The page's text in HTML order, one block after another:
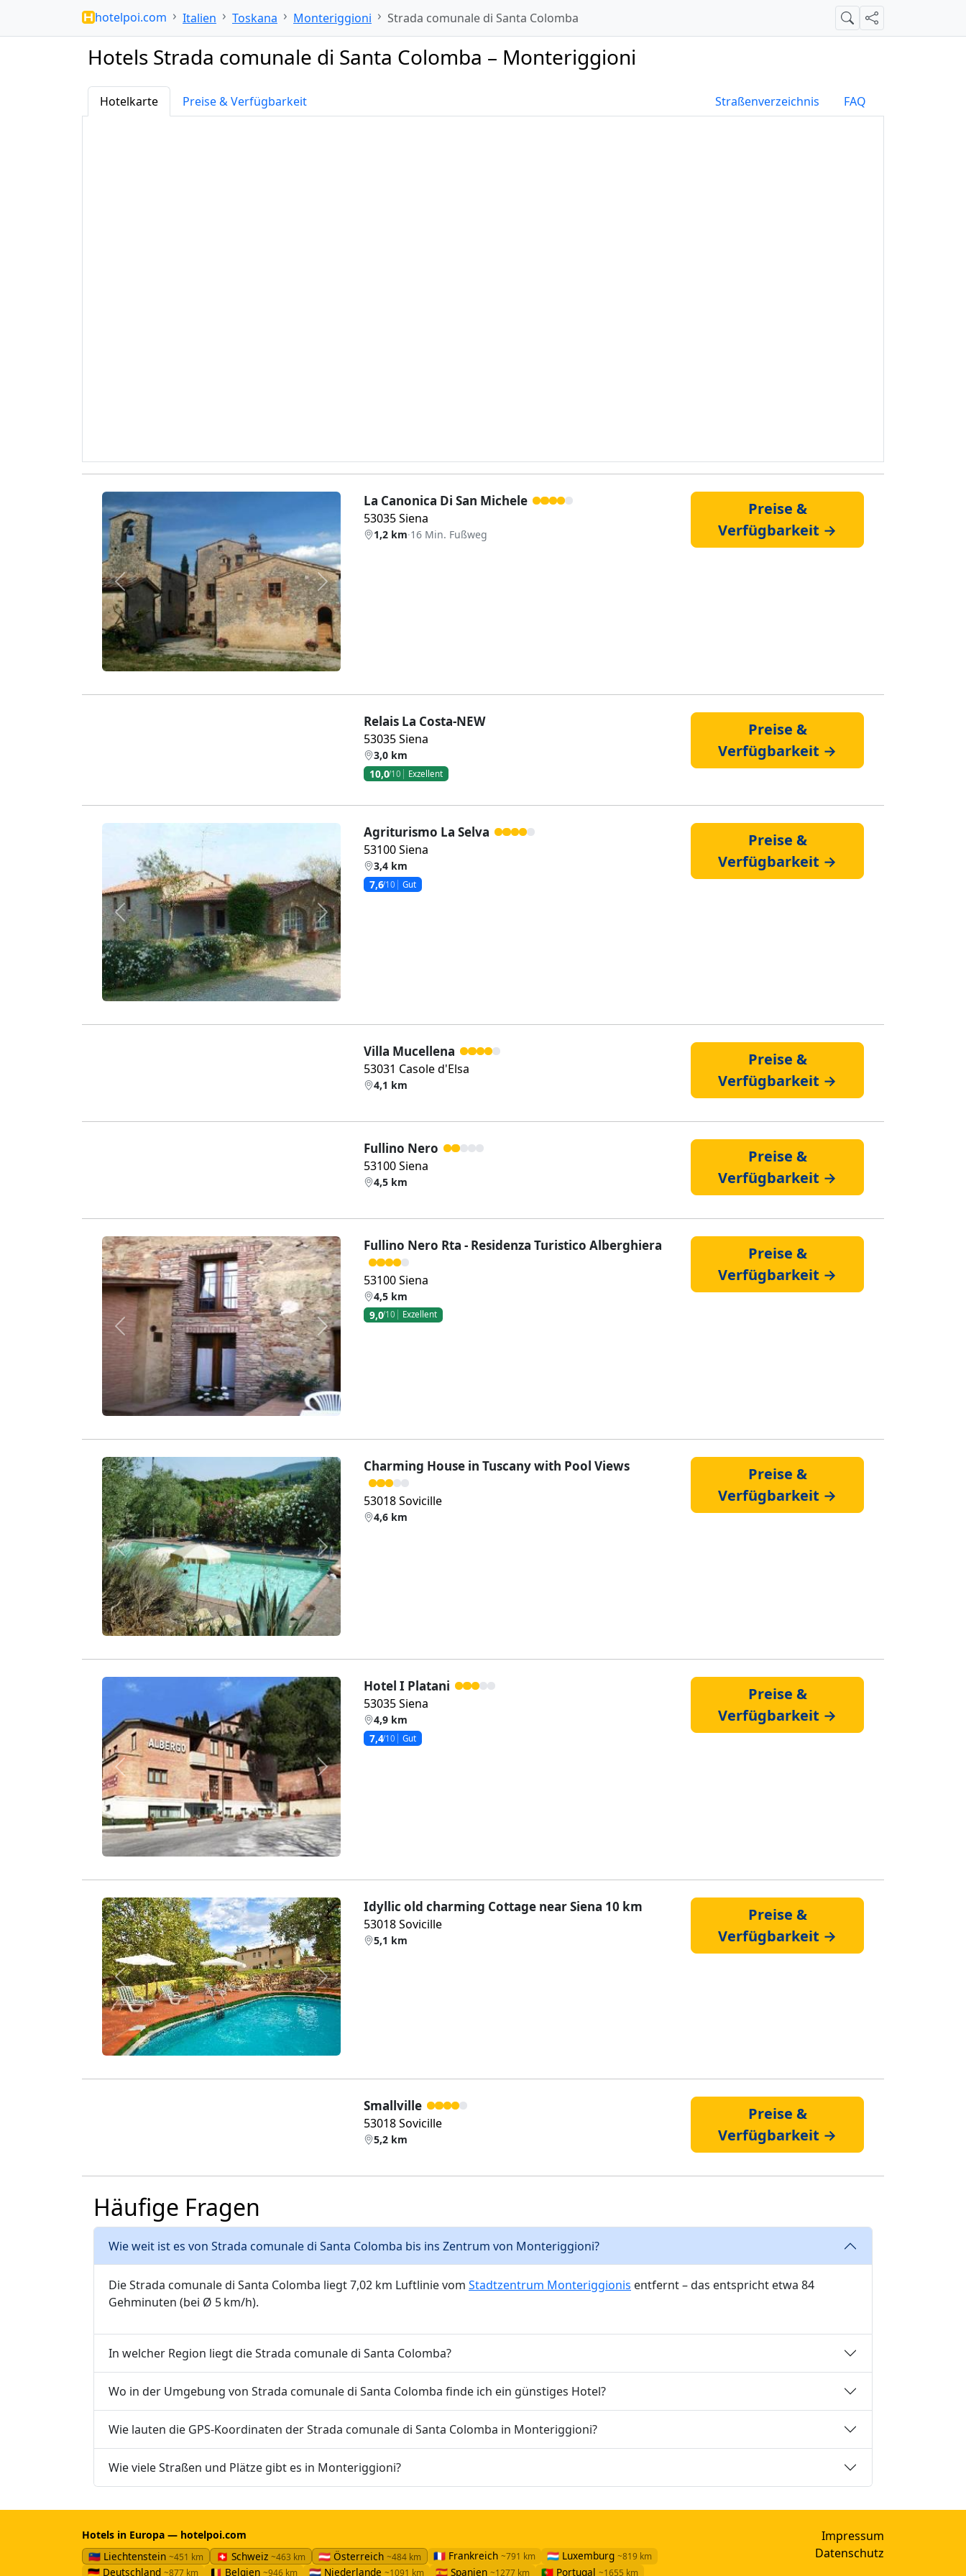
hotelpoi.com Italien Toskana Monteriggioni Strada comunale di Santa Colomba SucheTeilen
Hotels Strada comunale di Santa Colomba – Monteriggioni
Hotelkarte Preise & Verfügbarkeit Straßenverzeichnis FAQ
Zurück Weiter
La Canonica Di San Michele
53035 Siena
1,2 km·16 Min. Fußweg
Preise &
Verfügbarkeit →
Relais La Costa-NEW
53035 Siena
3,0 km
10,0/10 Exzellent
Preise &
Verfügbarkeit →
Zurück Weiter
Agriturismo La Selva
53100 Siena
3,4 km
7,6/10 Gut
Preise &
Verfügbarkeit →
Villa Mucellena
53031 Casole d'Elsa
4,1 km
Preise &
Verfügbarkeit →
Fullino Nero
53100 Siena
4,5 km
Preise &
Verfügbarkeit →
Zurück Weiter
Fullino Nero Rta - Residenza Turistico Alberghiera
53100 Siena
4,5 km
9,0/10 Exzellent
Preise &
Verfügbarkeit →
Zurück Weiter
Charming House in Tuscany with Pool Views
53018 Sovicille
4,6 km
Preise &
Verfügbarkeit →
Zurück Weiter
Hotel I Platani
53035 Siena
4,9 km
7,4/10 Gut
Preise &
Verfügbarkeit →
Zurück Weiter
Idyllic old charming Cottage near Siena 10 km
53018 Sovicille
5,1 km
Preise &
Verfügbarkeit →
Smallville
53018 Sovicille
5,2 km
Preise &
Verfügbarkeit →
Häufige Fragen
Wie weit ist es von Strada comunale di Santa Colomba bis ins Zentrum von Monteriggioni?
Die Strada comunale di Santa Colomba liegt 7,02 km Luftlinie vom Stadtzentrum Monteriggionis entfernt – das entspricht etwa 84
Gehminuten (bei Ø 5 km/h).
In welcher Region liegt die Strada comunale di Santa Colomba?
Wo in der Umgebung von Strada comunale di Santa Colomba finde ich ein günstiges Hotel?
Wie lauten die GPS-Koordinaten der Strada comunale di Santa Colomba in Monteriggioni?
Wie viele Straßen und Plätze gibt es in Monteriggioni?
Hotels in Europa — hotelpoi.com
🇱🇮 Liechtenstein ~451 km 🇨🇭 Schweiz ~463 km 🇦🇹 Österreich ~484 km 🇫🇷 Frankreich ~791 km 🇱🇺 Luxemburg ~819 km
🇩🇪 Deutschland ~877 km 🇧🇪 Belgien ~946 km 🇳🇱 Niederlande ~1091 km 🇪🇸 Spanien ~1277 km 🇵🇹 Portugal ~1655 km
Impressum
Datenschutz